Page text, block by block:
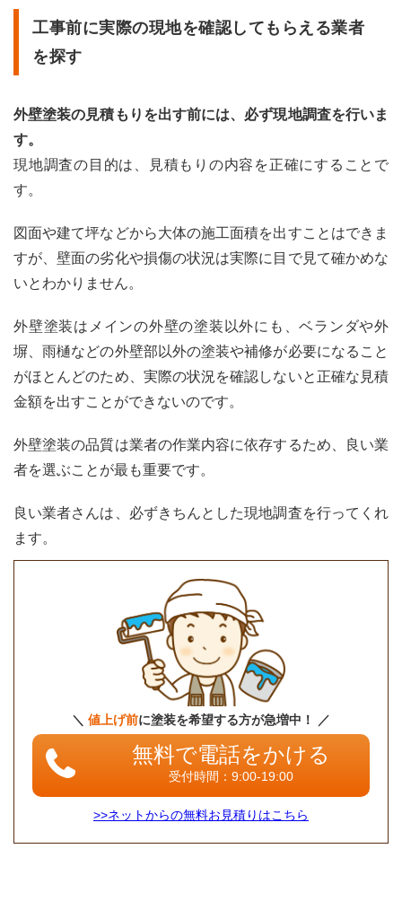
工事前に実際の現地を確認してもらえる業者
を探す
外壁塗装の見積もりを出す前には、必ず現地調査を行いま
す。
現地調査の目的は、見積もりの内容を正確にすることで
す。
図面や建て坪などから大体の施工面積を出すことはできま
すが、壁面の劣化や損傷の状況は実際に目で見て確かめな
いとわかりません。
外壁塗装はメインの外壁の塗装以外にも、ベランダや外
塀、雨樋などの外壁部以外の塗装や補修が必要になること
がほとんどのため、実際の状況を確認しないと正確な見積
金額を出すことができないのです。
外壁塗装の品質は業者の作業内容に依存するため、良い業
者を選ぶことが最も重要です。
良い業者さんは、必ずきちんとした現地調査を行ってくれ
ます。
＼ 値上げ前に塗装を希望する方が急増中！ ／
無料で電話をかける
受付時間：9:00-19:00
>>ネットからの無料お見積りはこちら